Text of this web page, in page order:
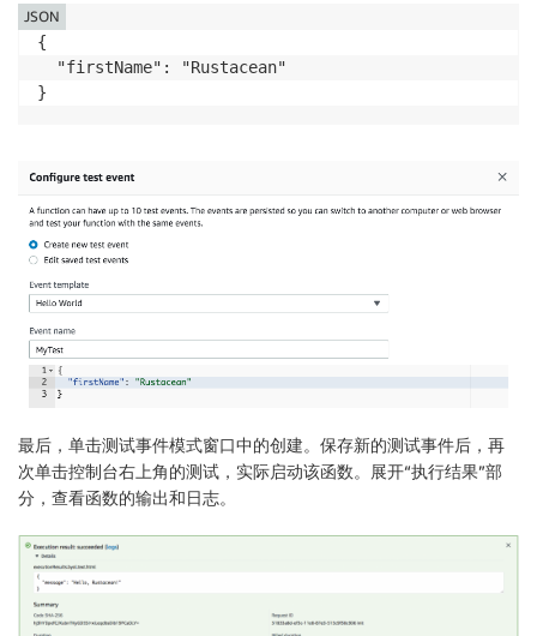
{
  "firstName": "Rustacean"
}
JSON
最后，单击测试事件模式窗口中的创建。保存新的测试事件后，再
次单击控制台右上角的测试 ，实际启动该函数。展开“执行结果”部
分，查看函数的输出和日志。